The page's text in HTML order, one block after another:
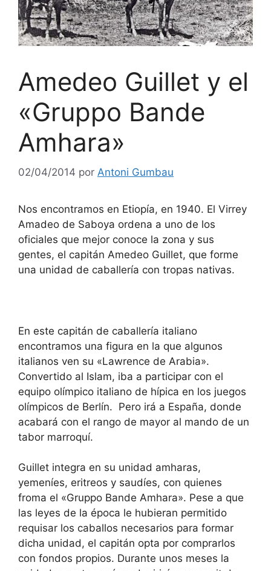
Amedeo Guillet y el
«Gruppo Bande
Amhara»
02/04/2014 por Antoni Gumbau
Nos encontramos en Etiopía, en 1940. El Virrey
Amadeo de Saboya ordena a uno de los
oficiales que mejor conoce la zona y sus
gentes, el capitán Amedeo Guillet, que forme
una unidad de caballería con tropas nativas.
En este capitán de caballería italiano
encontramos una figura en la que algunos
italianos ven su «Lawrence de Arabia».
Convertido al Islam, iba a participar con el
equipo olímpico italiano de hípica en los juegos
olímpicos de Berlín. Pero irá a España, donde
acabará con el rango de mayor al mando de un
tabor marroquí.
Guillet integra en su unidad amharas,
yemeníes, eritreos y saudíes, con quienes
froma el «Gruppo Bande Amhara». Pese a que
las leyes de la época le hubieran permitido
requisar los caballos necesarios para formar
dicha unidad, el capitán opta por comprarlos
con fondos propios. Durante unos meses la